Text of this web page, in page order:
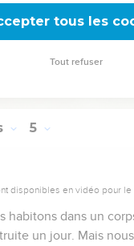
longtemps, mais
– Bibli’O, 2000, avec
5
disponibles en vidéo pour le
habitons dans un
un jour. Mais
tous les
Tout refuser